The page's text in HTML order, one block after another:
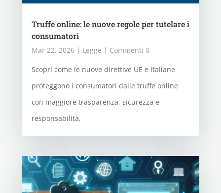
Truffe online: le nuove regole per tutelare i
consumatori
Mar 22, 2026| Legge | Commenti 0
Scopri come le nuove direttive UE e italiane
proteggono i consumatori dalle truffe online
con maggiore trasparenza, sicurezza e
responsabilità.